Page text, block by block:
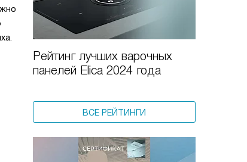
Рейтинг лучших варочных
панелей Elica 2024 года
ВСЕ РЕЙТИНГИ